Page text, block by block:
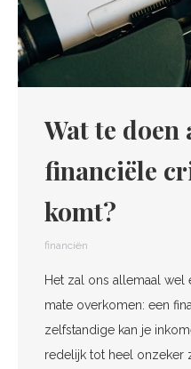
Wat te doen
financiële
komt?
financiën
Het zal ons allemaal
mate overkomen: een
zelfstandige kan je
redelijk tot heel onzeker